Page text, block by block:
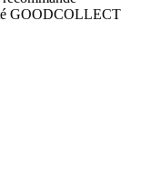
GOODCOLLECT